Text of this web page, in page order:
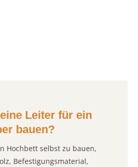
Leiter für ein
bauen?
Hochbett selbst zu bauen,
Befestigungsmaterial,